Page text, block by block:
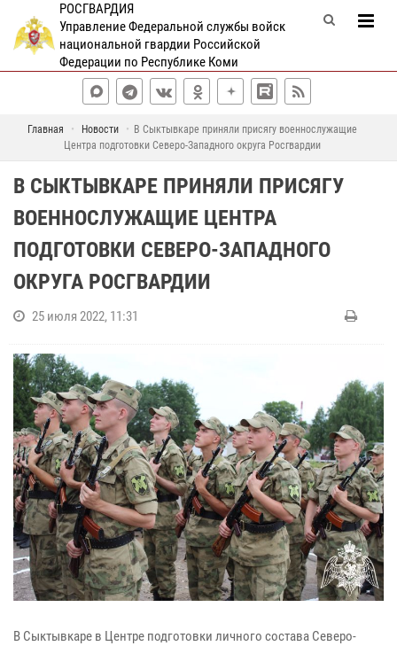
РОСГВАРДИЯ
Управление Федеральной службы войск
национальной гвардии Российской
Федерации по Республике Коми
Главная Новости
В Сыктывкаре приняли присягу военнослужащие
Центра подготовки Северо-Западного округа Росгвардии
В СЫКТЫВКАРЕ ПРИНЯЛИ ПРИСЯГУ
ВОЕННОСЛУЖАЩИЕ ЦЕНТРА
ПОДГОТОВКИ СЕВЕРО-ЗАПАДНОГО
ОКРУГА РОСГВАРДИИ
25 июля 2022, 11:31
В Сыктывкаре в Центре подготовки личного состава Северо-